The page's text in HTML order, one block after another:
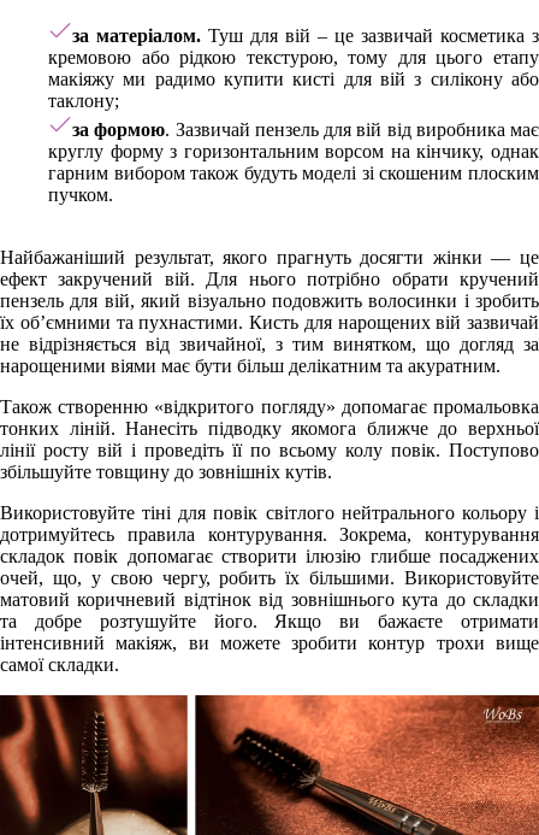
за матеріалом. Туш для вій – це зазвичай косметика з
кремовою або рідкою текстурою, тому для цього етапу
макіяжу ми радимо купити кисті для вій з силікону або
таклону;
за формою. Зазвичай пензель для вій від виробника має
круглу форму з горизонтальним ворсом на кінчику, однак
гарним вибором також будуть моделі зі скошеним плоским
пучком.
Найбажаніший результат, якого прагнуть досягти жінки — це
ефект закручений вій. Для нього потрібно обрати кручений
пензель для вій, який візуально подовжить волосинки і зробить
їх об’ємними та пухнастими. Кисть для нарощених вій зазвичай
не відрізняється від звичайної, з тим винятком, що догляд за
нарощеними віями має бути більш делікатним та акуратним.
Також створенню «відкритого погляду» допомагає промальовка
тонких ліній. Нанесіть підводку якомога ближче до верхньої
лінії росту вій і проведіть її по всьому колу повік. Поступово
збільшуйте товщину до зовнішніх кутів.
Використовуйте тіні для повік світлого нейтрального кольору і
дотримуйтесь правила контурування. Зокрема, контурування
складок повік допомагає створити ілюзію глибше посаджених
очей, що, у свою чергу, робить їх більшими. Використовуйте
матовий коричневий відтінок від зовнішнього кута до складки
та добре розтушуйте його. Якщо ви бажаєте отримати
інтенсивний макіяж, ви можете зробити контур трохи вище
самої складки.